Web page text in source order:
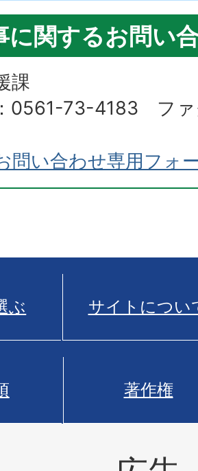
に関するお問い
課
0561-73-4183 フ
問い合わせ専用フォ
ぶ サイトについ
著作権